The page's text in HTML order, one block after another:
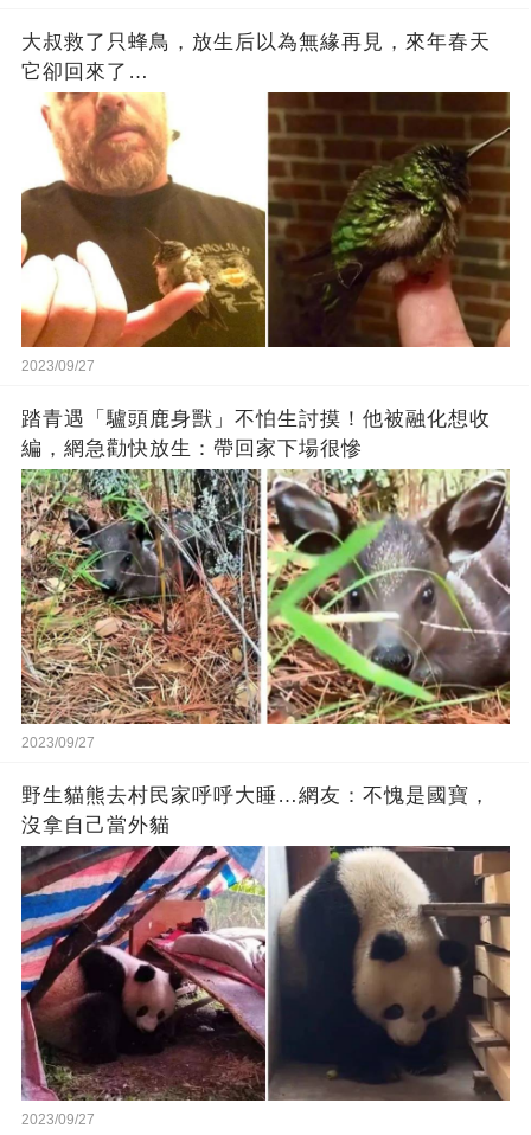
大叔救了只蜂鳥，放生后以為無緣再見，來年春天
它卻回來了…
2023/09/27
踏青遇「驢頭鹿身獸」不怕生討摸！他被融化想收
編，網急勸快放生：帶回家下場很慘
2023/09/27
野生貓熊去村民家呼呼大睡…網友：不愧是國寶，
沒拿自己當外貓
2023/09/27